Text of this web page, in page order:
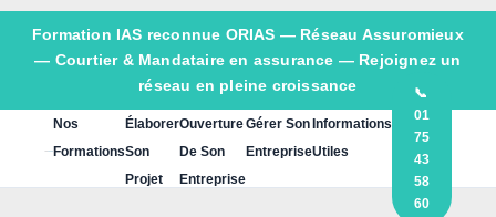
Formation IAS reconnue ORIAS — Réseau Assuromieux
— Courtier & Mandataire en assurance — Rejoignez un
réseau en pleine croissance
Nos
Formations
Élaborer
Son
Projet
Ouverture
De Son
Entreprise
Gérer Son
Entreprise
Informations
Utiles
📞
01
75
43
58
60